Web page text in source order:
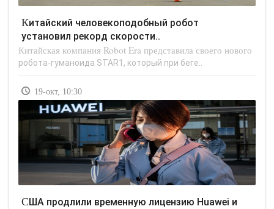
Китайский человекоподобный робот
установил рекорд скорости..
Китайская компания Robot Era представила своего нового
робота-гуманоида STAR1, который при беге..
19-окт, 10:30
США продлили временную лицензию Huawei и